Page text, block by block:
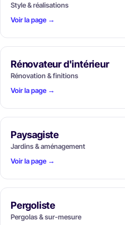
Style & réalisations
Voir la page →
Rénovateur d'intérieur
Rénovation & finitions
Voir la page →
Paysagiste
Jardins & aménagement
Voir la page →
Pergoliste
Pergolas & sur-mesure